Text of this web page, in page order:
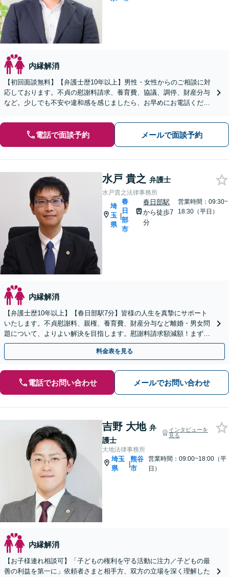
内縁解消
【初回面談無料】【弁護士歴10年以上】男性・女性からのご相談に対
応しております。不貞の慰謝料請求、養育費、協議、調停、財産分与
など。少しでも不安や違和感を感じましたら、お早めにお電話くださ
電話で面談予約 メールで面談予約
水戸 貴之 弁護士
水戸貴之法律事務所
埼
玉
県
|
春
日
部
市
春日部駅
から徒歩7
分
営業時間：09:30~
18:30（平日）
内縁解消
【弁護士歴10年以上】【春日部駅7分】皆様の人生を真摯にサポート
いたします。不貞慰謝料、親権、養育費、財産分与など離婚・男女問
題について、よりよい解決を目指します。慰謝料請求額減額！まずご
相談を。【当日・土日祝日・夜間・応相談対応可能】
料金表を見る
電話でお問い合わせ メールでお問い合わせ
吉野 大地 弁
護士
インタビューを
見る
大地法律事務所
埼玉
県
|
熊谷
市
営業時間：09:00~18:00（平
日）
内縁解消
【お子様連れ相談可】「子どもの権利を守る活動に注力／子どもの最
善の利益を第一に」依頼者さまと相手方、双方の立場を深く理解した